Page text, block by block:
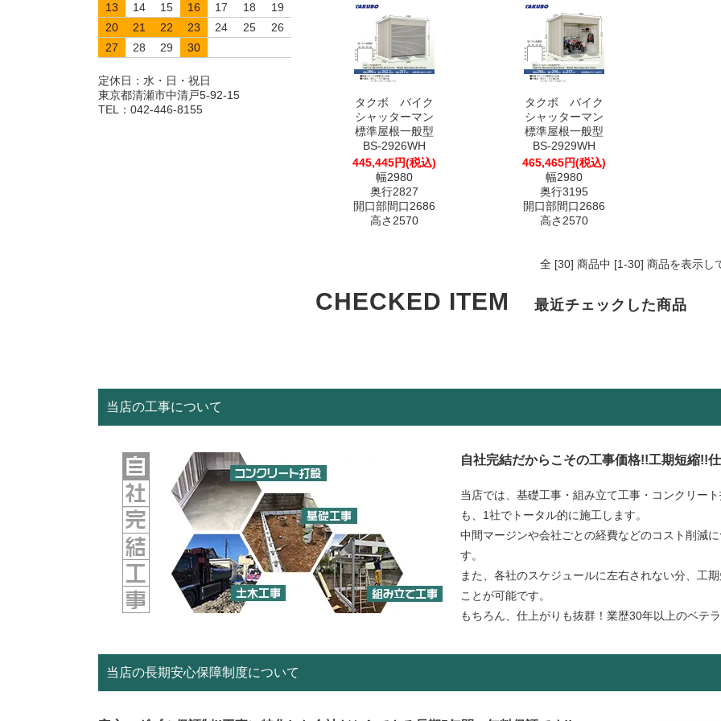
タクボ バイク
シャッターマン
標準屋根一般型
BS-2926WH
445,445円(税込)
幅2980
奥行2827
開口部間口2686
高さ2570
タクボ バイク
シャッターマン
標準屋根一般型
BS-2929WH
465,465円(税込)
幅2980
奥行3195
開口部間口2686
高さ2570
全 [30] 商品中 [1-30] 商品を表示し
CHECKED ITEM 最近チェックした商品
13
14 15 16 17 18
19
20
21 22 23 24 25
26
27
28 29 30
定休日：水・日・祝日
東京都清瀬市中清戸5-92-15
TEL：042-446-8155
当店の工事について
自社完結だからこその工事価格!!工期短縮!!
当店では、基礎工事・組み立て工事・コンクリー
も、1社でトータル的に施工します。
中間マージンや会社ごとの経費などのコスト削減
す。
また、各社のスケジュールに左右されない分、工
ことが可能です。
もちろん、仕上がりも抜群！業歴30年以上のベテ
当店の長期安心保障制度について